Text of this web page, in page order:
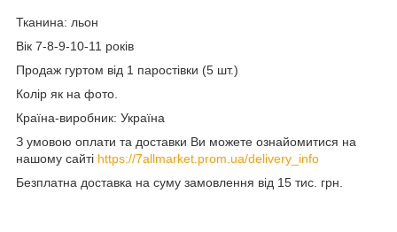
Тканина: льон
Вік 7-8-9-10-11 років
Продаж гуртом від 1 паростівки (5 шт.)
Колір як на фото.
Країна-виробник: Україна
З умовою оплати та доставки Ви можете ознайомитися на
нашому сайті https://7allmarket.prom.ua/delivery_info
Безплатна доставка на суму замовлення від 15 тис. грн.